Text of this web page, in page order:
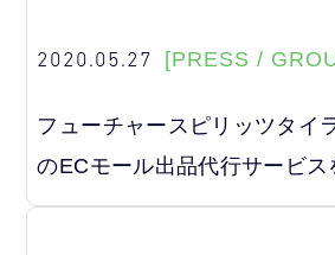
2020.05.27 [PRESS /
フューチャースピリッツタイ
のECモール出品代行サービス